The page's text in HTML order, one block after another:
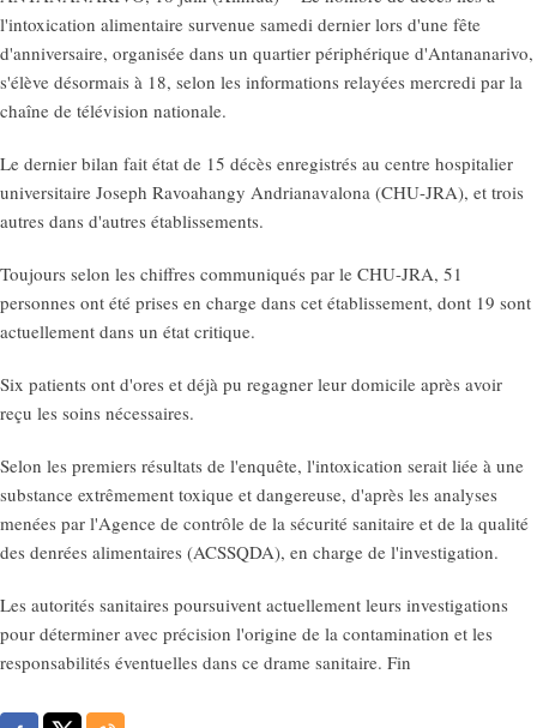
l'intoxication alimentaire survenue samedi dernier lors d'une fête
d'anniversaire, organisée dans un quartier périphérique d'Antananarivo,
s'élève désormais à 18, selon les informations relayées mercredi par la
chaîne de télévision nationale.
Le dernier bilan fait état de 15 décès enregistrés au centre hospitalier
universitaire Joseph Ravoahangy Andrianavalona (CHU-JRA), et trois
autres dans d'autres établissements.
Toujours selon les chiffres communiqués par le CHU-JRA, 51
personnes ont été prises en charge dans cet établissement, dont 19 sont
actuellement dans un état critique.
Six patients ont d'ores et déjà pu regagner leur domicile après avoir
reçu les soins nécessaires.
Selon les premiers résultats de l'enquête, l'intoxication serait liée à une
substance extrêmement toxique et dangereuse, d'après les analyses
menées par l'Agence de contrôle de la sécurité sanitaire et de la qualité
des denrées alimentaires (ACSSQDA), en charge de l'investigation.
Les autorités sanitaires poursuivent actuellement leurs investigations
pour déterminer avec précision l'origine de la contamination et les
responsabilités éventuelles dans ce drame sanitaire. Fin